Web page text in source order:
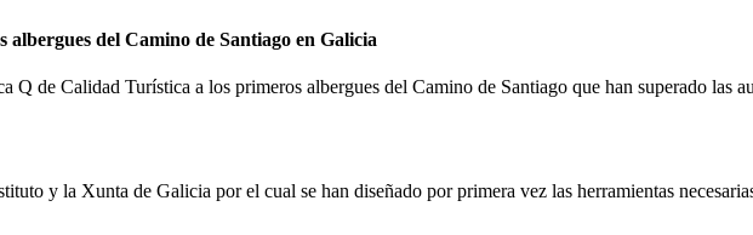
del Camino de Santiago en Galicia
de Calidad Turística a los primeros albergues del Camino de Santiago que han superado las
y la Xunta de Galicia por el cual se han diseñado por primera vez las herramientas